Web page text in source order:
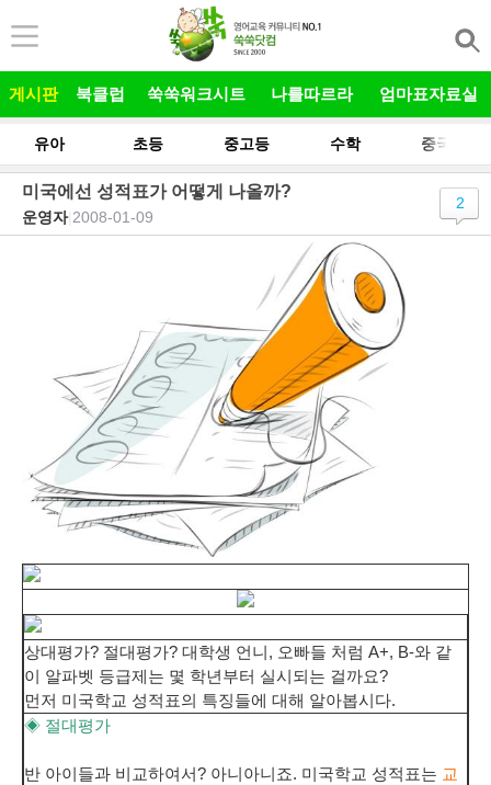
게시판 북클럽 쑥쑥워크시트 나를따르라 엄마표자료실
유아 초등 중고등 수학 중국어
미국에선 성적표가 어떻게 나올까?
운영자| 2008-01-09
2
상대평가? 절대평가? 대학생 언니, 오빠들 처럼 A+, B-와 같
이 알파벳 등급제는 몇 학년부터 실시되는 걸까요?
먼저 미국학교 성적표의 특징들에 대해 알아봅시다.
◈ 절대평가
반 아이들과 비교하여서? 아니아니죠. 미국학교 성적표는 교